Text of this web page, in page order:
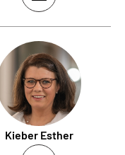
Kieber Esther